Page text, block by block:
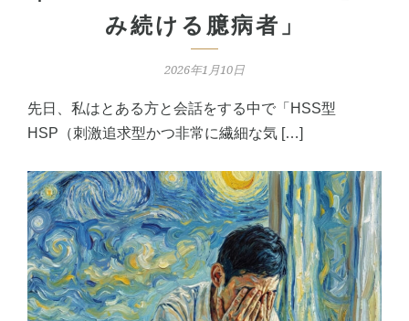
み続ける臆病者」
2026年1月10日
先日、私はとある方と会話をする中で「HSS型
HSP（刺激追求型かつ非常に繊細な気 […]